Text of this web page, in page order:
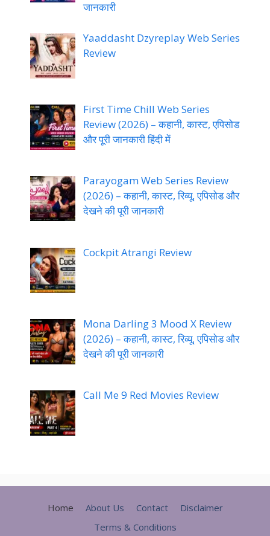
जानकारी
Yaaddasht Dzyreplay Web Series
Review
First Time Chill Web Series
Review (2026) – कहानी, कास्ट, एपिसोड
और पूरी जानकारी हिंदी में
Parayogam Web Series Review
(2026) – कहानी, कास्ट, रिव्यू, एपिसोड और
देखने की पूरी जानकारी
Cockpit Atrangi Review
Mona Darling 3 Mood X Review
(2026) – कहानी, कास्ट, रिव्यू, एपिसोड और
देखने की पूरी जानकारी
Call Me 9 Red Movies Review
Home About Us Contact
Disclaimer
Terms & Conditions